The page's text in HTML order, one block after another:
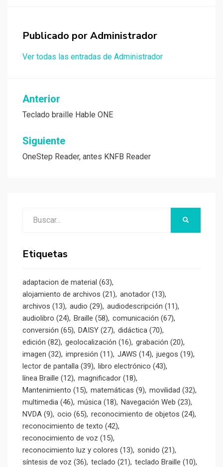
Publicado porAdministrador
Ver todas las entradas de Administrador
Navegación
de
entradas
Anterior
Teclado braille Hable ONE
Siguiente
OneStep Reader, antes KNFB Reader
Etiquetas
adaptacion de material (63)
alojamiento de archivos (21) anotador (13)
archivos (13) audio (29) audiodescripción (11)
audiolibro (24) Braille (58) comunicación (67)
conversión (65) DAISY (27) didáctica (70)
edición (82) geolocalización (16) grabación (20)
imagen (32) impresión (11) JAWS (14) juegos (19)
lector de pantalla (39) libro electrónico (43)
línea Braille (12) magnificador (18)
Mantenimiento (15) matemáticas (9) movilidad (32)
multimedia (46) música (18) Navegación Web (23)
NVDA (9) ocio (65) reconocimiento de objetos (24)
reconocimiento de texto (42)
reconocimiento de voz (15)
reconocimiento luz y colores (13) sonido (21)
síntesis de voz (36) teclado (21) teclado Braille (10)